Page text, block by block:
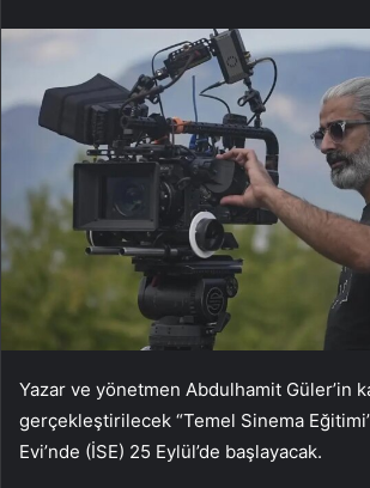
Yazar ve yönetmen Abdulhamit Güler’in
gerçekleştirilecek “Temel Sinema
Evi’nde (İSE) 25 Eylül’de başlayacak.